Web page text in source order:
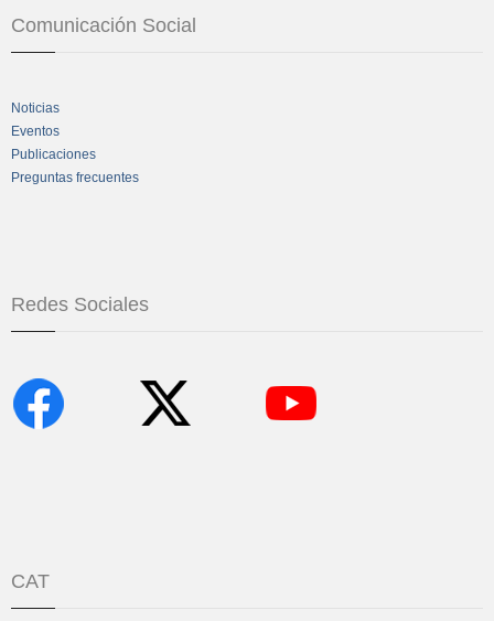
Comunicación Social
Noticias
Eventos
Publicaciones
Preguntas frecuentes
Redes Sociales
CAT